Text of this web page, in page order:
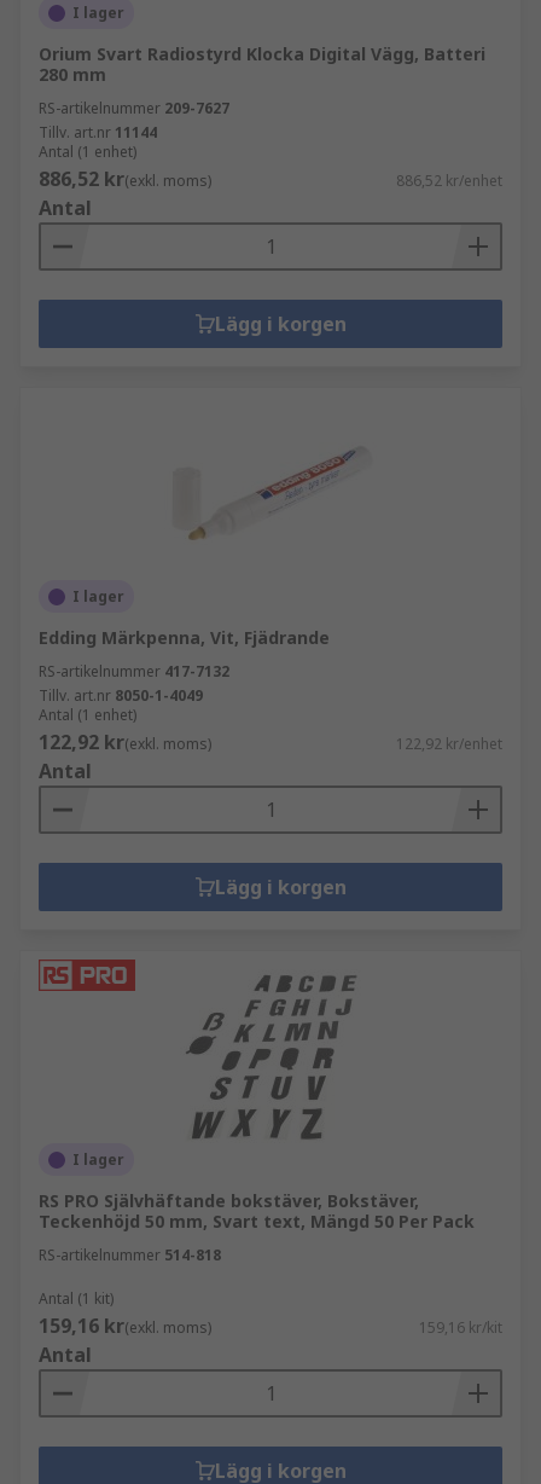
I lager
Orium Svart Radiostyrd Klocka Digital Vägg, Batteri
280 mm
RS-artikelnummer 209-7627
Tillv. art.nr 11144
Antal (1 enhet)
886,52 kr(exkl. moms) 886,52 kr/enhet
Antal
Lägg i korgen
I lager
Edding Märkpenna, Vit, Fjädrande
RS-artikelnummer 417-7132
Tillv. art.nr 8050-1-4049
Antal (1 enhet)
122,92 kr(exkl. moms) 122,92 kr/enhet
Antal
Lägg i korgen
I lager
RS PRO Självhäftande bokstäver, Bokstäver,
Teckenhöjd 50 mm, Svart text, Mängd 50 Per Pack
RS-artikelnummer 514-818
Antal (1 kit)
159,16 kr(exkl. moms) 159,16 kr/kit
Antal
Lägg i korgen